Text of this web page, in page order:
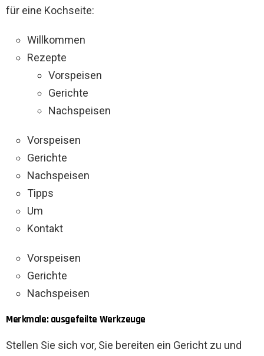
für eine Kochseite:
Willkommen
Rezepte
Vorspeisen
Gerichte
Nachspeisen
Vorspeisen
Gerichte
Nachspeisen
Tipps
Um
Kontakt
Vorspeisen
Gerichte
Nachspeisen
Merkmale: ausgefeilte Werkzeuge
Stellen Sie sich vor, Sie bereiten ein Gericht zu und